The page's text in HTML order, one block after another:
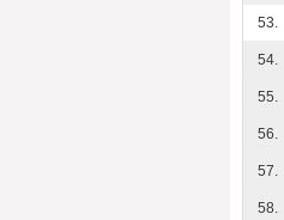
53.
54.
55.
56.
57.
58.